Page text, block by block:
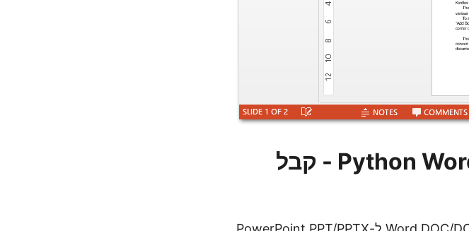
Python Word DOC to PPT Converter - קבל